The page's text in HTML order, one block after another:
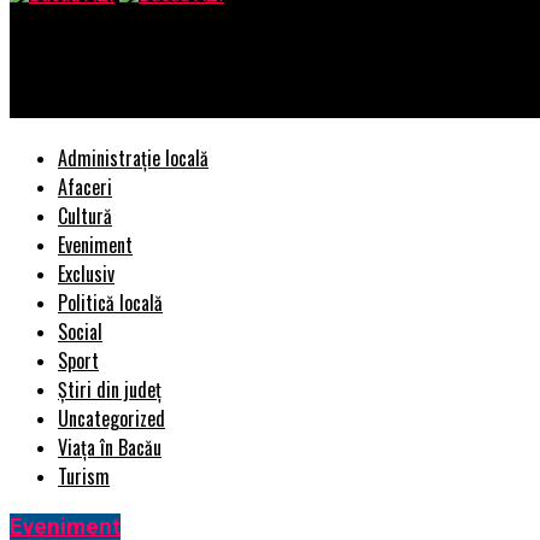
Administrație locală
Afaceri
Cultură
Eveniment
Exclusiv
Politică locală
Social
Sport
Știri din județ
Uncategorized
Viața în Bacău
Turism
Eveniment